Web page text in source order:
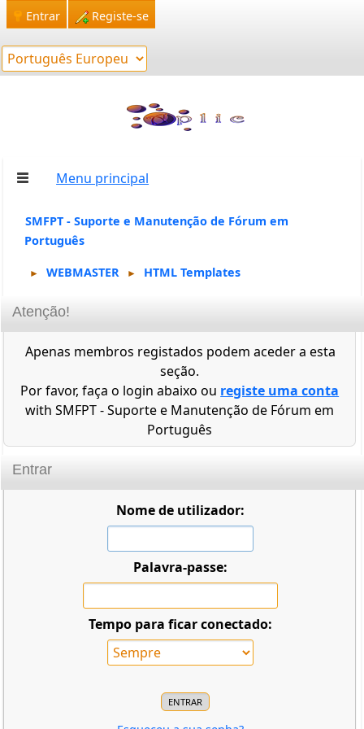
Entrar Registe-se
Menu principal
SMFPT - Suporte e Manutenção de Fórum em
Português
► WEBMASTER ► HTML Templates
Atenção!
Apenas membros registados podem aceder a esta
seção.
Por favor, faça o login abaixo ou registe uma conta
with SMFPT - Suporte e Manutenção de Fórum em
Português
Entrar
Nome de utilizador:
Palavra-passe:
Tempo para ficar conectado: